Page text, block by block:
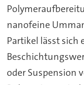
nanofeine
Partikel lässt sich
oder Suspension